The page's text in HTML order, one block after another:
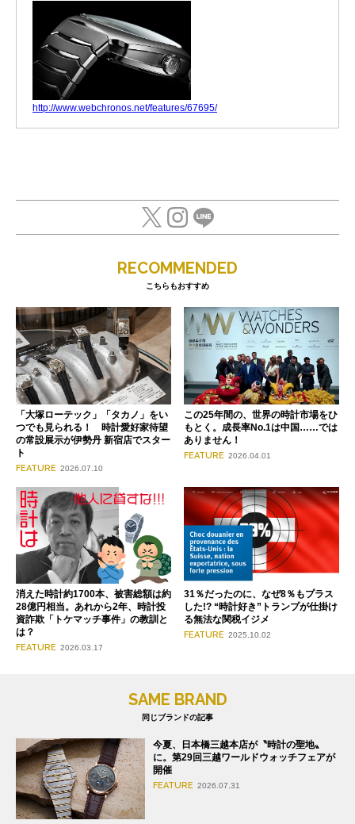
http://www.webchronos.net/features/67695/
RECOMMENDED
こちらもおすすめ
「大塚ローテック」「タカノ」をい
つでも見られる！ 時計愛好家待望
の常設展示が伊勢丹 新宿店でスター
ト
FEATURE 2026.07.10
この25年間の、世界の時計市場をひ
もとく。成長率No.1は中国……では
ありません！
FEATURE 2026.04.01
消えた時計約1700本、被害総額は約
28億円相当。あれから2年、時計投
資詐欺「トケマッチ事件」の教訓と
は？
FEATURE 2026.03.17
31％だったのに、なぜ8％もプラス
した!? “時計好き”トランプが仕掛け
る無法な関税イジメ
FEATURE 2025.10.02
SAME BRAND
同じブランドの記事
今夏、日本橋三越本店が〝時計の聖地〟
に。第29回三越ワールドウォッチフェアが
開催
FEATURE 2026.07.31